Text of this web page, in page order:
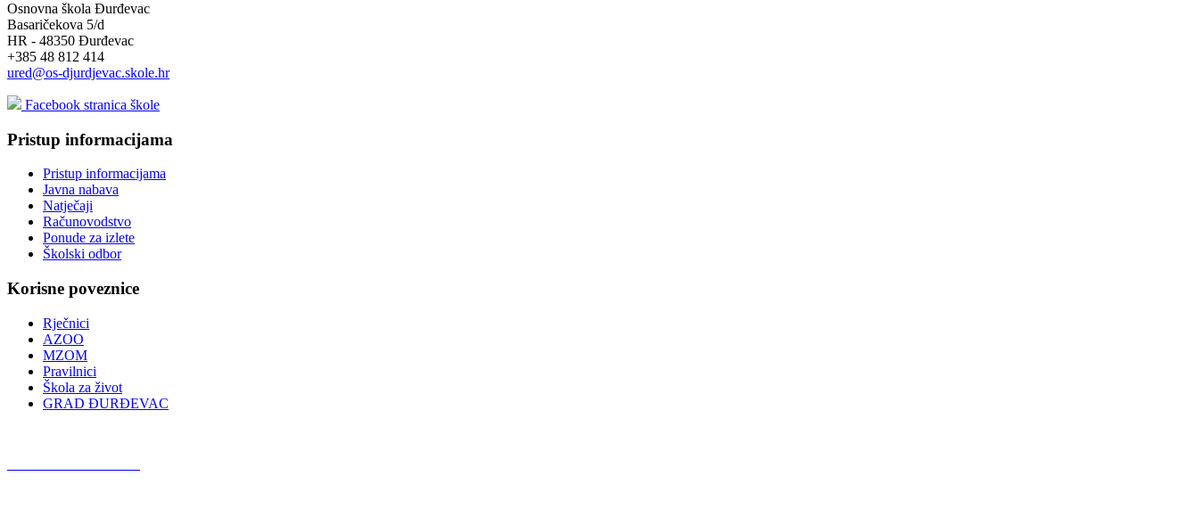
Osnovna škola Đurđevac
Basaričekova 5/d
HR - 48350 Đurđevac
+385 48 812 414
ured@os-djurdjevac.skole.hr
Facebook stranica škole
Pristup informacijama
Pristup informacijama
Javna nabava
Natječaji
Računovodstvo
Ponude za izlete
Školski odbor
Korisne poveznice
Rječnici
AZOO
MZOM
Pravilnici
Škola za život
GRAD ĐURĐEVAC